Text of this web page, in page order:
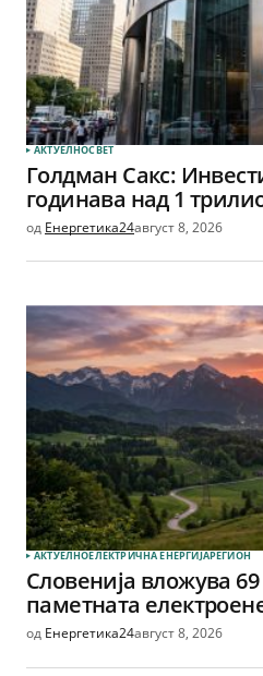
АКТУЕЛНОСВЕТ
Голдман Сакс:
годинава над 1
од Енергетика24август 8, 2026
АКТУЕЛНОЕЛЕКТРИЧНА ЕНЕРГИЈАРЕГИОН
Словенија вложува
паметната
од Енергетика24август 8, 2026